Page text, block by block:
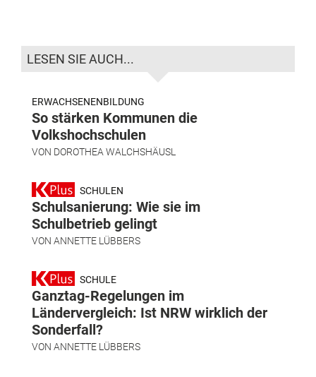
LESEN SIE AUCH...
ERWACHSENENBILDUNG
So stärken Kommunen die
Volkshochschulen
VON DOROTHEA WALCHSHÄUSL
SCHULEN
Schulsanierung: Wie sie im
Schulbetrieb gelingt
VON ANNETTE LÜBBERS
SCHULE
Ganztag-Regelungen im
Ländervergleich: Ist NRW wirklich der
Sonderfall?
VON ANNETTE LÜBBERS